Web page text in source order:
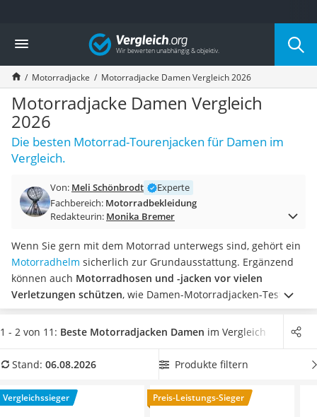
Die beliebtesten Vergleiche nach Kategorie
Auto & Motor
Fahrradträger-Anhängerkupplung (4 Fahrräder)
Fahrradträger
Fahrradträger (Anhängerkupplung)
Fahrradträger 3 Fahrräder
Benzinkanister (20 l)
Dashcam
Fahrradträger E-Bike
Marderschreck
Wagenheber 3t
AGM-Batterie Wohnmobil
Thule-Fahrradträger
FM-Transmitter
Sommerreifen 205/55 R16
Autobatterie-Ladegerät
Starthilfe mit Kompressor
Felgenbaum
Wagenheber
Service
Vergleich
Motorradjacke Motorradjacke Damen Vergleich 2026
Motorradjacke Damen Vergleich
2026
Die besten Motorrad-Tourenjacken für Damen im
Vergleich.
Von: Meli Schönbrodt
Experte
Fachbereich: Motorradbekleidung
Redakteurin: Monika Bremer
Wenn Sie gern mit dem Motorrad unterwegs sind, gehört ein
Motorradhelm sicherlich zur Grundausstattung. Ergänzend
können auch Motorradhosen und -jacken vor vielen
Verletzungen schützen, wie Damen-Motorradjacken-Tests im
Internet immer wieder bestätigen. Damen-Motorradjacken
sindin Textil und in Leder in verschiedenen Größen
Thermofutter. In unserer Produkttabelle finden Sie
die den Aufprallschutz verstärken. Überzeugt hat uns hier im
August 2026 besonders das ModellRebelhorn Jax Lady
1 - 2 von 11: Beste Motorradjacken Damen im Vergleich
Stand: 06.08.2026 Produkte filtern
Vergleichssieger Preis-Leistungs-Sieger